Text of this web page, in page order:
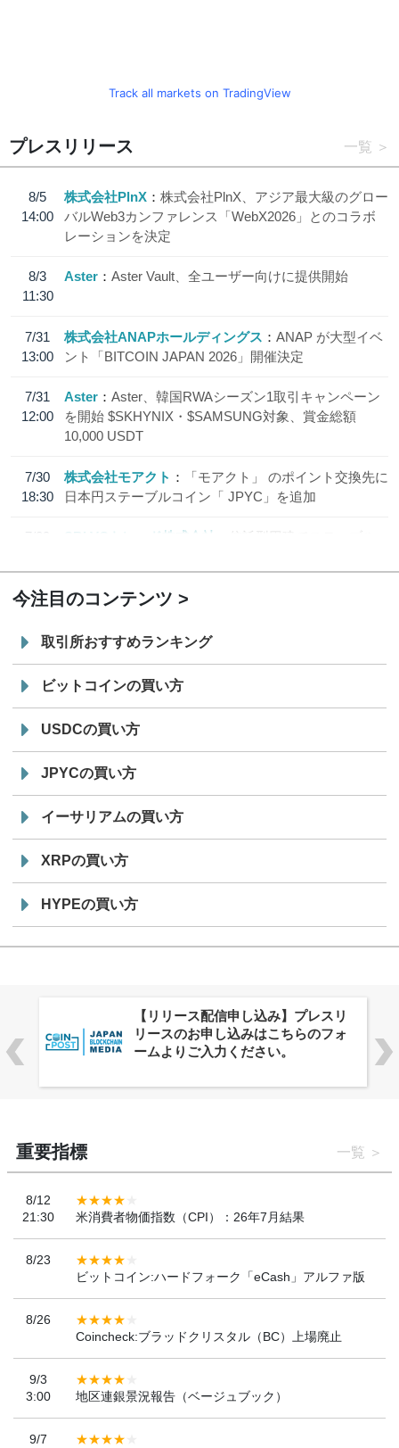
Track all markets on TradingView
プレスリリース 一覧
8/5
14:00
株式会社PlnX
株式会社PlnX、アジア最大級のグロー
バルWeb3カンファレンス「WebX2026」とのコラボ
レーションを決定
8/3
11:30
Aster Aster Vault、全ユーザー向けに提供開始
7/31
13:00
株式会社ANAPホールディングス
ANAP が大型イベ
ント「BITCOIN JAPAN 2026」開催決定
7/31
12:00
Aster
Aster、韓国RWAシーズン1取引キャンペーン
を開始 $SKHYNIX・$SAMSUNG対象、賞金総額
10,000 USDT
7/30
18:30
株式会社モアクト
「モアクト」 のポイント交換先に
日本円ステーブルコイン「 JPYC」を追加
7/29
SBI VCトレード株式会社
信託型円建てステーブル
今注目のコンテンツ
取引所おすすめランキング
ビットコインの買い方
USDCの買い方
JPYCの買い方
イーサリアムの買い方
XRPの買い方
HYPEの買い方
株式会社PlnX、アジア最大級のグロ
ーバルWeb3カンファレンス
「WebX2026」とのコラボレーショ
重要指標 一覧
8/12
21:30
米消費者物価指数（CPI）：26年7月結果
8/23
ビットコイン:ハードフォーク「eCash」アルファ版
8/26
Coincheck:ブラッドクリスタル（BC）上場廃止
9/3
3:00
地区連銀景況報告（ベージュブック）
9/7